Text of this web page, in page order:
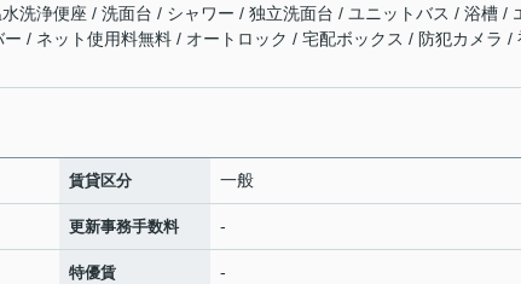
洗浄便座 / 洗面台 / シャワー / 独立洗面台 / ユニットバス / 浴槽 /
/ ネット使用料無料 / オートロック / 宅配ボックス / 防犯カメラ /
賃貸区分 一般
更新事務手数料 -
特優賃 -